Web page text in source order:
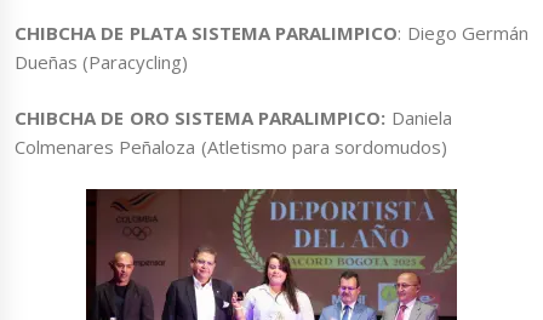
CHIBCHA DE PLATA SISTEMA PARALIMPICO: Diego Germán
Dueñas (Paracycling)
CHIBCHA DE ORO SISTEMA PARALIMPICO: Daniela
Colmenares Peñaloza (Atletismo para sordomudos)